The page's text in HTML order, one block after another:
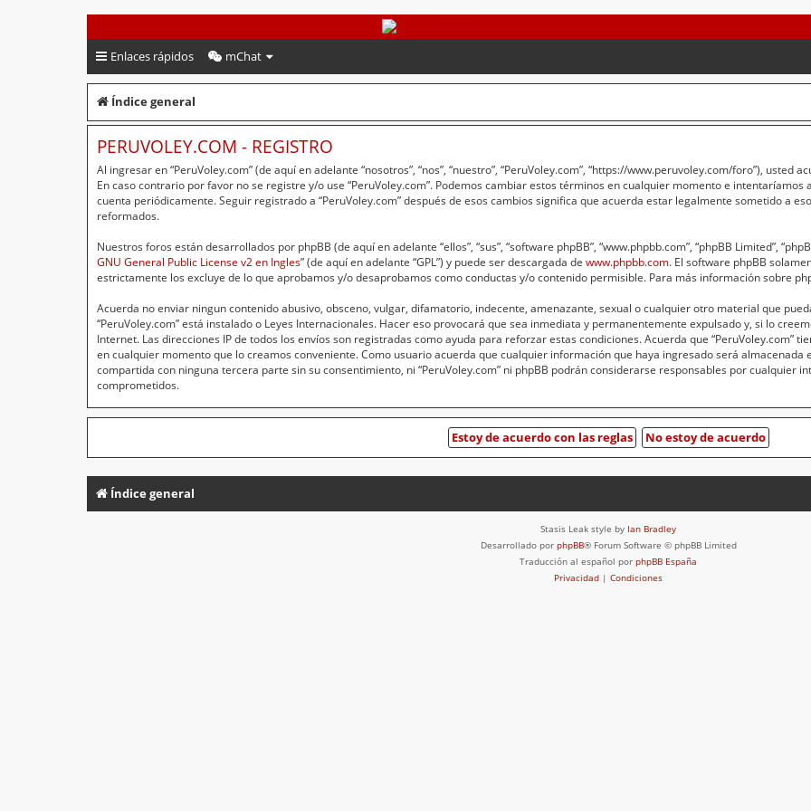
PeruVoley.com
Enlaces rápidos mChat
Índice general
PERUVOLEY.COM - REGISTRO
Al ingresar en “PeruVoley.com” (de aquí en adelante “nosotros”, “nos”, “nuestro”, “PeruVoley.com”, “https://www.peruvoley.com/foro”),
En caso contrario por favor no se registre y/o use “PeruVoley.com”. Podemos cambiar estos términos en cualquier momento e
cuenta periódicamente. Seguir registrado a “PeruVoley.com” después de esos cambios significa que acuerda estar legalmente sometido a
reformados.
Nuestros foros están desarrollados por phpBB (de aquí en adelante “ellos”, “sus”, “software phpBB”, “www.phpbb.com”, “phpBB Limited”,
GNU General Public License v2 en Ingles” (de aquí en adelante “GPL”) y puede ser descargada de www.phpbb.com. El software phpBB
estrictamente los excluye de lo que aprobamos y/o desaprobamos como conductas y/o contenido permisible. Para más información sobre
Acuerda no enviar ningun contenido abusivo, obsceno, vulgar, difamatorio, indecente, amenazante, sexual o cualquier otro material que
“PeruVoley.com” está instalado o Leyes Internacionales. Hacer eso provocará que sea inmediata y permanentemente expulsado y, si lo
Internet. Las direcciones IP de todos los envíos son registradas como ayuda para reforzar estas condiciones. Acuerda que “PeruVoley.com”
en cualquier momento que lo creamos conveniente. Como usuario acuerda que cualquier información que haya ingresado será almacenada
compartida con ninguna tercera parte sin su consentimiento, ni “PeruVoley.com” ni phpBB podrán considerarse responsables por cualquier
comprometidos.
Índice general
Stasis Leak style by Ian Bradley
Desarrollado por phpBB® Forum Software © phpBB Limited
Traducción al español por phpBB España
Privacidad | Condiciones